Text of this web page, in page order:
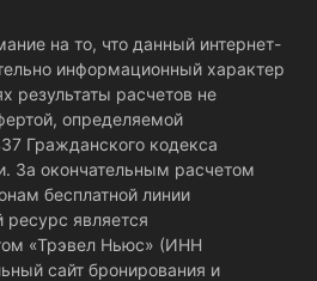
на то, что данный интернет-
информационный характер
результаты расчетов не
определяемой
Гражданского кодекса
За окончательным расчетом
бесплатной линии
является
«Трэвел Ньюс» (ИНН
сайт бронирования и